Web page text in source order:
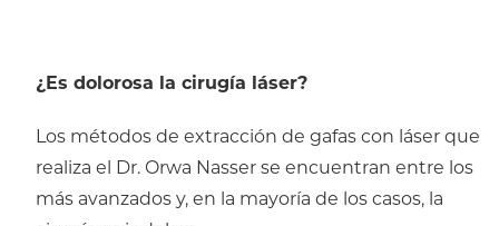
¿Es dolorosa la cirugía láser?
Los métodos de extracción de gafas con láser que
realiza el Dr. Orwa Nasser se encuentran entre los
más avanzados y, en la mayoría de los casos, la